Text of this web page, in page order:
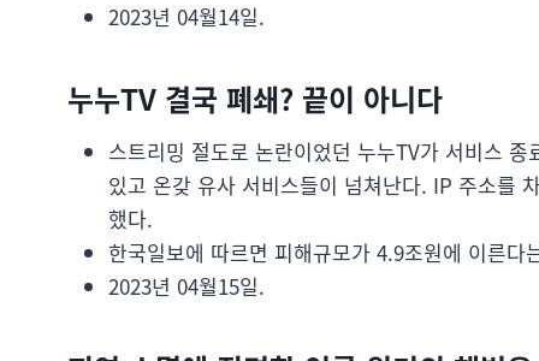
2023년 04월14일.
누누TV 결국 폐쇄? 끝이 아니다
스트리밍 절도로 논란이었던 누누TV가 서비스
있고 온갖 유사 서비스들이 넘쳐난다. IP 주소를
했다.
한국일보에 따르면 피해규모가 4.9조원에 이른다
2023년 04월15일.